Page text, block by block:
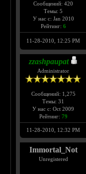
Сообщений: 420
Темы: 5
У нас с: Jan 2010
Рейтинг: 6
11-28-2010, 12:25 PM
zzashpaupat
Administrator
Сообщений: 1,275
Темы: 31
У нас с: Oct 2009
Рейтинг: 79
11-28-2010, 12:32 PM
Immortal_Not
Unregistered